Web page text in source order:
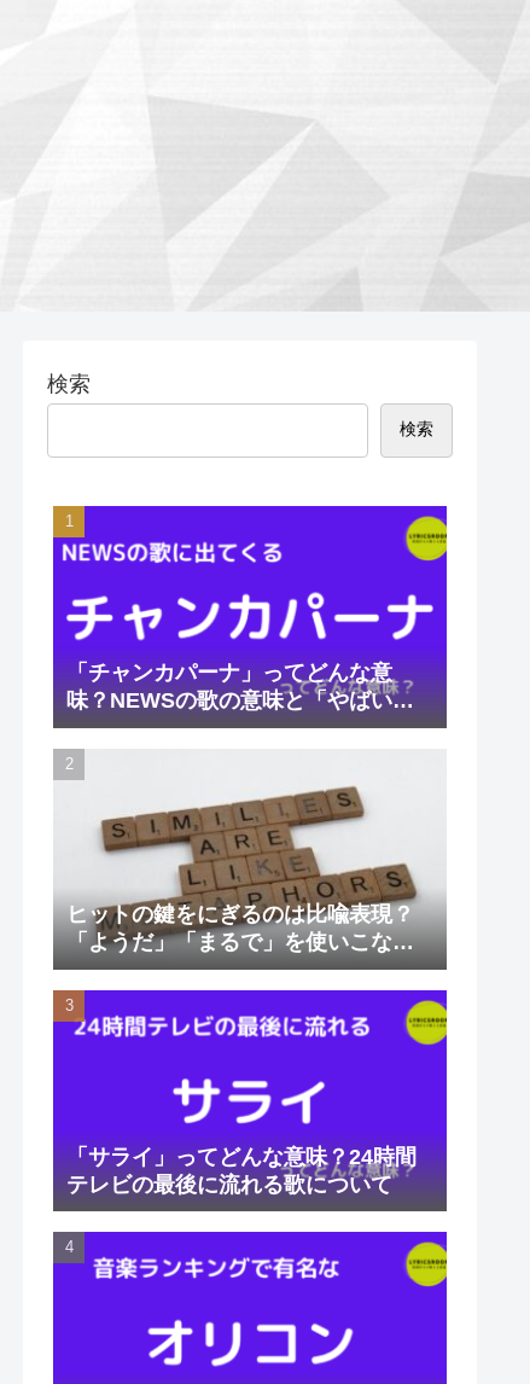
検索
検索
「チャンカパーナ」ってどんな意
味？NEWSの歌の意味と「やばい」
と言われる理由
ヒットの鍵をにぎるのは比喩表現？
「ようだ」「まるで」を使いこなそ
う。
「サライ」ってどんな意味？24時間
テレビの最後に流れる歌について